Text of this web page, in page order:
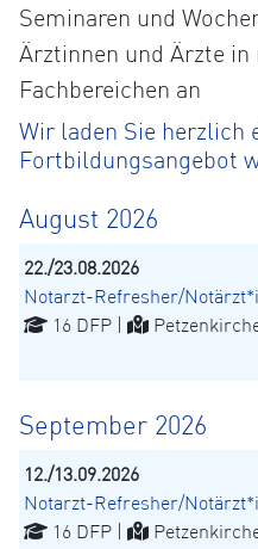
Seminaren und
Ärztinnen und Ärzte in
Fachbereichen an
Wir laden Sie herzlich
Fortbildungsangebot
August 2026
22./23.08.2026
Notarzt-Refresher/
16 DFP |
September 2026
12./13.09.2026
Notarzt-Refresher/
16 DFP |